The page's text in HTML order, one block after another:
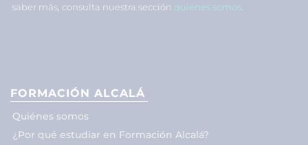
saber más, consulta nuestra sección quiénes somos
FORMACIÓN ALCALÁ
Quiénes somos
¿Por qué estudiar en Formación Alcalá?